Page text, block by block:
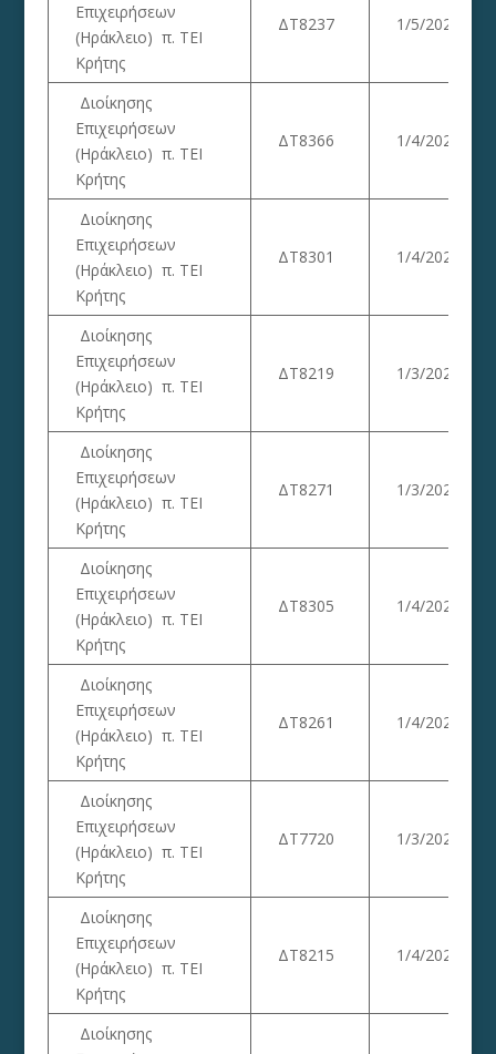
Επιχειρήσεων
(Ηράκλειο) π. ΤΕΙ
Κρήτης
ΔΤ8237 1/5/2023
Διοίκησης
Επιχειρήσεων
(Ηράκλειο) π. ΤΕΙ
Κρήτης
ΔΤ8366 1/4/2023
Διοίκησης
Επιχειρήσεων
(Ηράκλειο) π. ΤΕΙ
Κρήτης
ΔΤ8301 1/4/2023
Διοίκησης
Επιχειρήσεων
(Ηράκλειο) π. ΤΕΙ
Κρήτης
ΔΤ8219 1/3/2023
Διοίκησης
Επιχειρήσεων
(Ηράκλειο) π. ΤΕΙ
Κρήτης
ΔΤ8271 1/3/2023
Διοίκησης
Επιχειρήσεων
(Ηράκλειο) π. ΤΕΙ
Κρήτης
ΔΤ8305 1/4/2023
Διοίκησης
Επιχειρήσεων
(Ηράκλειο) π. ΤΕΙ
Κρήτης
ΔΤ8261 1/4/2023
Διοίκησης
Επιχειρήσεων
(Ηράκλειο) π. ΤΕΙ
Κρήτης
ΔΤ7720 1/3/2023
Διοίκησης
Επιχειρήσεων
(Ηράκλειο) π. ΤΕΙ
Κρήτης
ΔΤ8215 1/4/2023
Διοίκησης